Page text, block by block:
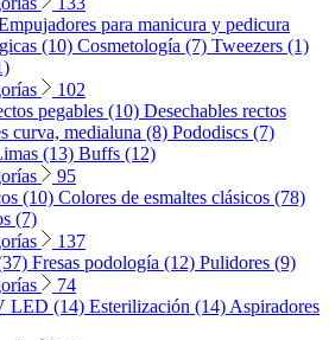
para manicura y pedicura
(10) Cosmetología (7) Tweezers (1)
102
pegables (10) Desechables rectos
curva, medialuna (8) Pododiscs (7)
(13) Buffs (12)
95
(10) Colores de esmaltes clásicos (78)
(7)
137
Fresas podología (12) Pulidores (9)
74
LED (14) Esterilización (14) Aspiradores